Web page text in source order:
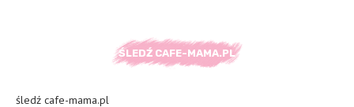
ŚLEDŹ CAFE-MAMA.PL
śledź cafe-mama.pl